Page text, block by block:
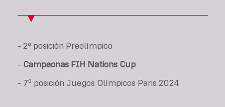
- 2ª posición Preolímpico
- Campeonas FIH Nations Cup
- 7º posición Juegos Olímpicos Paris 2024